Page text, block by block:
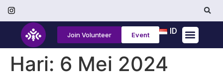
ID
Join Volunteer Event
Hari: 6 Mei 2024